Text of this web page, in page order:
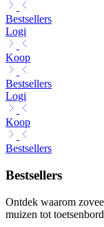
Bestsellers
Logi
Koop
Bestsellers
Logi
Koop
Bestsellers
Bestsellers
Ontdek waarom
muizen tot